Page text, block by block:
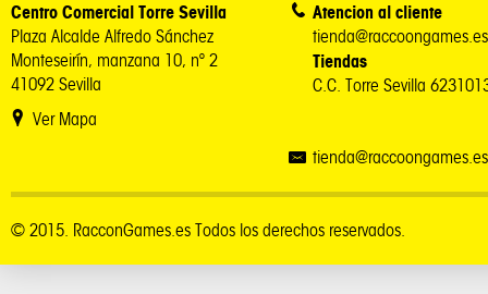
Centro Comercial Torre Sevilla
Plaza Alcalde Alfredo Sánchez
Monteseirín, manzana 10, nº 2
41092 Sevilla
Ver Mapa
Atencion al cliente
tienda@raccoongames.es
Tiendas
C.C. Torre Sevilla
tienda@raccoongames.es
© 2015. RacconGames.es Todos los derechos reservados.